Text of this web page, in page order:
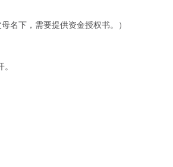
名下，需要提供资金授权书。）